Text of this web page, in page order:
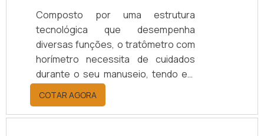
Composto por uma estrutura
tecnológica que desempenha
diversas funções, o tratômetro com
horímetro necessita de cuidados
durante o seu manuseio, tendo em
vista que trata-se de um aparelho
que atua na medida indicadora das
horas trabalhadas em uma
COTAR AGORA